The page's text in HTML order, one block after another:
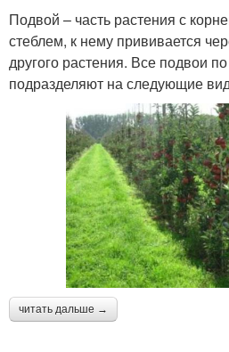
Подвой – часть растения с
стеблем, к нему прививается
другого растения. Все подвои
подразделяют на следующие
читать дальше →